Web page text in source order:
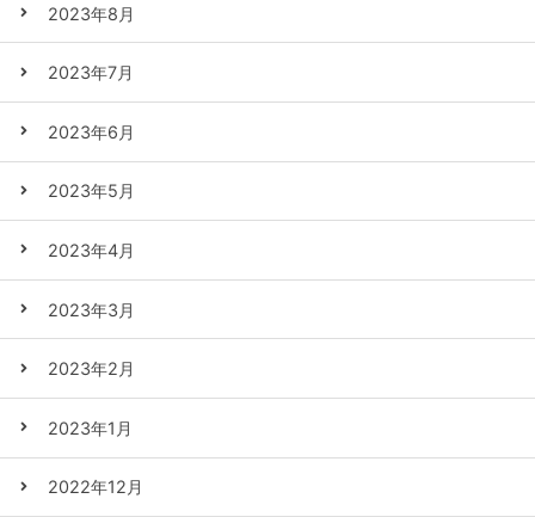
2023年8月
2023年7月
2023年6月
2023年5月
2023年4月
2023年3月
2023年2月
2023年1月
2022年12月